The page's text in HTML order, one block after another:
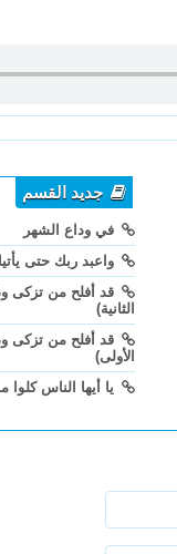
جديد القسم
في وداع الشهر
واعبد ربك حتى
قد أفلح من تزكى
الثانية)
قد أفلح من تزكى
الأولى)
يا أيها الناس كلوا